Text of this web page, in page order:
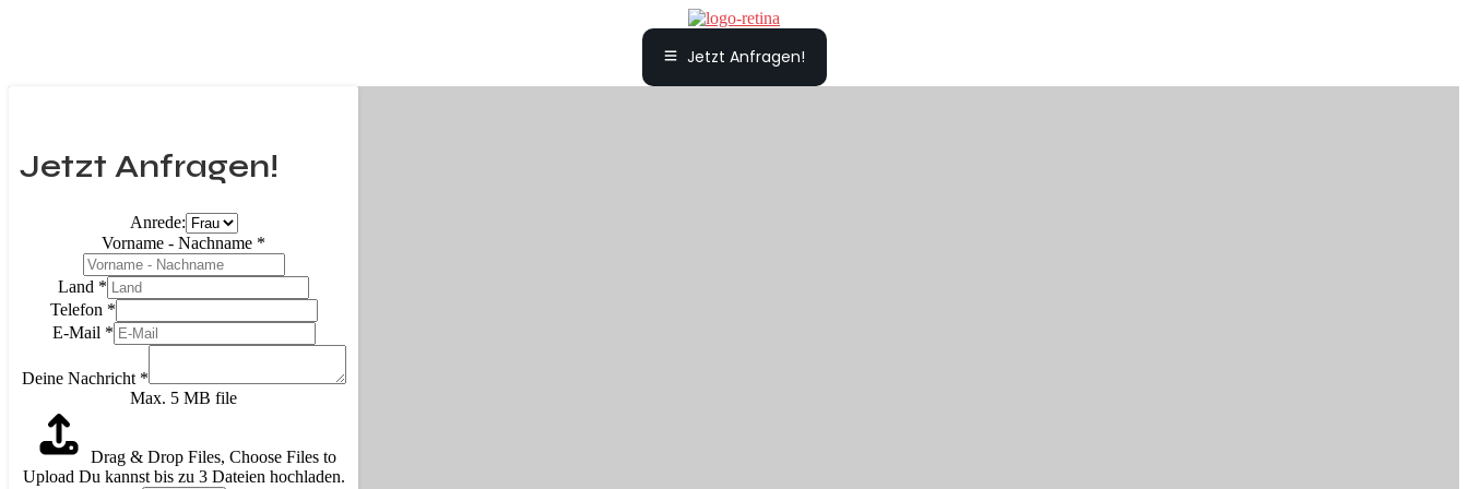
Jetzt Anfragen!
Jetzt Anfragen!
Anrede:
Vorname - Nachname *
Land *
Telefon *
E-Mail *
Deine Nachricht *
Max. 5 MB file
Drag & Drop Files, Choose Files to
Upload Du kannst bis zu 3 Dateien hochladen.